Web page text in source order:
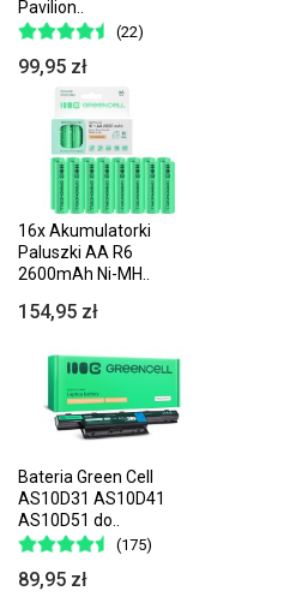
Pavilion..
(22)
99,95 zł
16x Akumulatorki
Paluszki AA R6
2600mAh Ni-MH..
154,95 zł
Bateria Green Cell
AS10D31 AS10D41
AS10D51 do..
(175)
89,95 zł